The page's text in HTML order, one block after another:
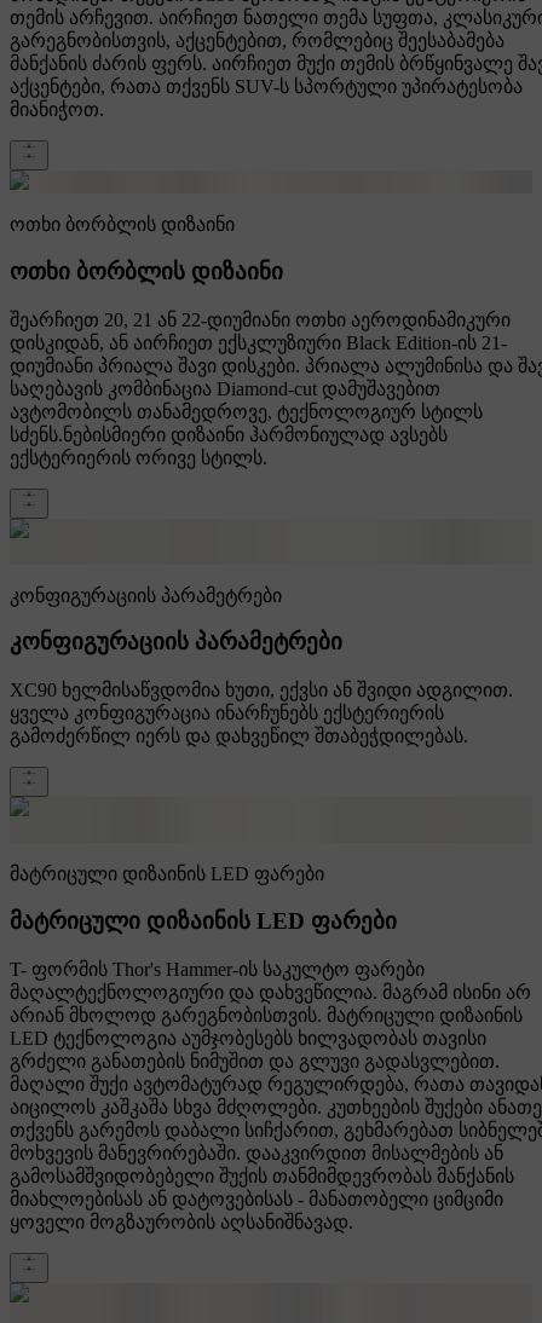
თემის არჩევით. აირჩიეთ ნათელი თემა სუფთა,
გარეგნობისთვის, აქცენტებით, რომლებიც შეესაბამება
მანქანის ძარის ფერს. აირჩიეთ მუქი თემის ბრწყინვალე
აქცენტები, რათა თქვენს SUV-ს სპორტული უპირატესობა
მიანიჭოთ.
ოთხი ბორბლის დიზაინი
ოთხი ბორბლის დიზაინი
შეარჩიეთ 20, 21 ან 22-დიუმიანი ოთხი აეროდინამიკური
დისკიდან, ან აირჩიეთ ექსკლუზიური Black Edition-ის 21-
დიუმიანი პრიალა შავი დისკები. პრიალა ალუმინისა და
საღებავის კომბინაცია Diamond-cut დამუშავებით
ავტომობილს თანამედროვე, ტექნოლოგიურ სტილს
სძენს.ნებისმიერი დიზაინი ჰარმონიულად ავსებს
ექსტერიერის ორივე სტილს.
კონფიგურაციის პარამეტრები
კონფიგურაციის პარამეტრები
XC90 ხელმისაწვდომია ხუთი, ექვსი ან შვიდი ადგილით.
ყველა კონფიგურაცია ინარჩუნებს ექსტერიერის
გამოძერწილ იერს და დახვეწილ შთაბეჭდილებას.
მატრიცული დიზაინის LED ფარები
მატრიცული დიზაინის LED ფარები
T- ფორმის Thor's Hammer-ის საკულტო ფარები
მაღალტექნოლოგიური და დახვეწილია. მაგრამ ისინი არ
არიან მხოლოდ გარეგნობისთვის. მატრიცული დიზაინის
LED ტექნოლოგია აუმჯობესებს ხილვადობას თავისი
გრძელი განათების ნიმუშით და გლუვი გადასვლებით.
მაღალი შუქი ავტომატურად რეგულირდება, რათა
აიცილოს კაშკაშა სხვა მძღოლები. კუთხეების შუქები
თქვენს გარემოს დაბალი სიჩქარით, გეხმარებათ
მოხვევის მანევრირებაში. დააკვირდით მისალმების ან
გამოსამშვიდობებელი შუქის თანმიმდევრობას მანქანის
მიახლოებისას ან დატოვებისას - მანათობელი ციმციმი
ყოველი მოგზაურობის აღსანიშნავად.